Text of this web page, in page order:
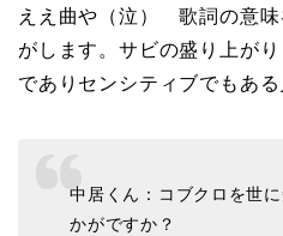
ええ曲や（泣） 歌詞の意味
がします。サビの盛り上が
でありセンシティブでもある
中居くん：コブクロを世
かがですか？